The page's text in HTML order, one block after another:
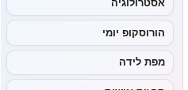
אסטרולוגיה
הורוסקופ יומי
מפת לידה